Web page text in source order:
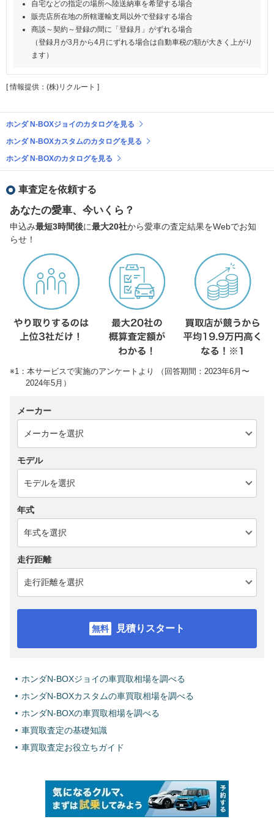
自宅などの指定の場所へ陸送納車を希望する場合
販売店所在地の所轄運輸支局以外で登録する場合
商談～契約～登録の間に「登録月」がずれる場合
（登録月が3月から4月にずれる場合は自動車税の額が大きく上がり
ます）
[ 情報提供：(株)リクルート ]
ホンダ N-BOXジョイのカタログを見る
ホンダ N-BOXカスタムのカタログを見る
ホンダ N-BOXのカタログを見る
車査定を依頼する
あなたの愛車、今いくら？
申込み最短3時間後に最大20社から愛車の査定結果をWebでお知
らせ！
※1：本サービスで実施のアンケートより （回答期間：2023年6月〜
2024年5月）
メーカー
モデル
年式
走行距離
見積りスタート
ホンダN-BOXジョイの車買取相場を調べる
ホンダN-BOXカスタムの車買取相場を調べる
ホンダN-BOXの車買取相場を調べる
車買取査定の基礎知識
車買取査定お役立ちガイド